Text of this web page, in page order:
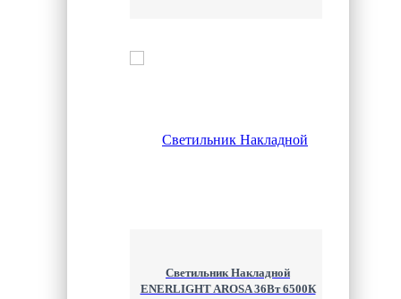
Светильник Накладной
ENERLIGHT AROSA 36Вт 6500К